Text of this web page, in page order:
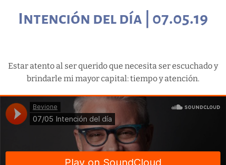
Intención del día | 07.05.19
Estar atento al ser querido que necesita ser escuchado y
brindarle mi mayor capital: tiempo y atención.